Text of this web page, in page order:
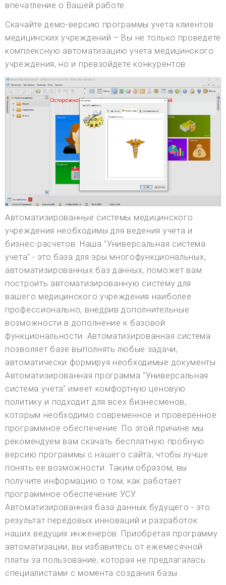
впечатление о Вашей работе.
Скачайте демо-версию программы учета клиентов
медицинских учреждений – Вы не только проведете
комплексную автоматизацию учета медицинского
учреждения, но и превзойдете конкурентов.
Автоматизированные системы медицинского
учреждения необходимы для ведения учета и
бизнес-расчетов. Наша "Универсальная система
учета" - это база для эры многофункциональных,
автоматизированных баз данных, поможет вам
построить автоматизированную систему для
вашего медицинского учреждения наиболее
профессионально, внедрив дополнительные
возможности в дополнение к базовой
функциональности. Автоматизированная система
позволяет базе выполнять любые задачи,
автоматически формируя необходимые документы.
Автоматизированная программа "Универсальная
система учета" имеет комфортную ценовую
политику и подходит для всех бизнесменов,
которым необходимо современное и проверенное
программное обеспечение. По этой причине мы
рекомендуем вам скачать бесплатную пробную
версию программы с нашего сайта, чтобы лучше
понять ее возможности. Таким образом, вы
получите информацию о том, как работает
программное обеспечение УСУ.
Автоматизированная база данных будущего - это
результат передовых инноваций и разработок
наших ведущих инженеров. Приобретая программу
автоматизации, вы избавитесь от ежемесячной
платы за пользование, которая не предлагалась
специалистами с момента создания базы.